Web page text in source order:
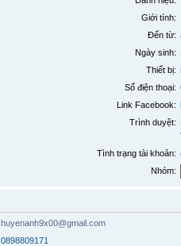
Giới tính:
Đến từ:
Ngày sinh:
Thiết bị:
Số điện thoại:
Link Facebook:
Trình duyệt:
Tình trạng tài khoản:
Nhóm:
huyenanh9x00@gmail.com
0898809171